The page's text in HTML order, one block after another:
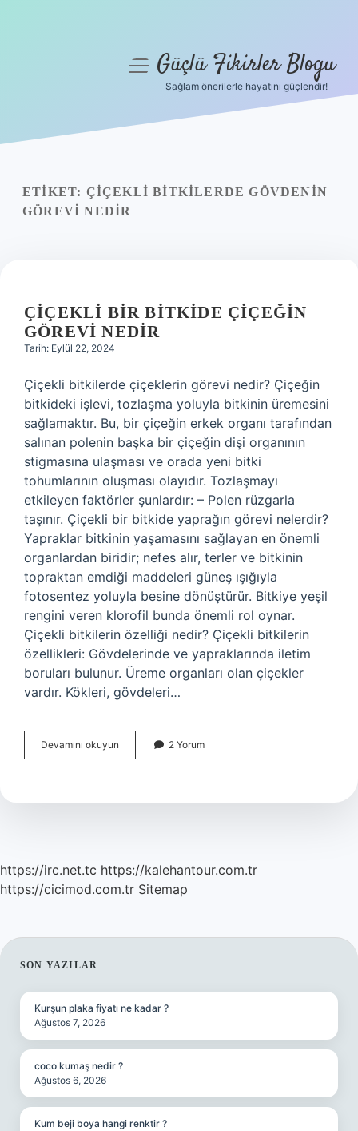
Yasal Uyarı
menüyüGüçlü Fikirler Blogu
Sağlam önerilerle hayatını güçlendir!
ETIKET: ÇIÇEKLI BITKILERDE GÖVDENIN
GÖREVI NEDIR
ÇIÇEKLI BIR BITKIDE ÇIÇEĞIN
GÖREVI NEDIR
Tarih: Eylül 22, 2024
Çiçekli bitkilerde çiçeklerin görevi nedir? Çiçeğin
bitkideki işlevi, tozlaşma yoluyla bitkinin üremesini
sağlamaktır. Bu, bir çiçeğin erkek organı tarafından
salınan polenin başka bir çiçeğin dişi organının
stigmasına ulaşması ve orada yeni bitki
tohumlarının oluşması olayıdır. Tozlaşmayı
etkileyen faktörler şunlardır: – Polen rüzgarla
taşınır. Çiçekli bir bitkide yaprağın görevi nelerdir?
Yapraklar bitkinin yaşamasını sağlayan en önemli
organlardan biridir; nefes alır, terler ve bitkinin
topraktan emdiği maddeleri güneş ışığıyla
fotosentez yoluyla besine dönüştürür. Bitkiye yeşil
rengini veren klorofil bunda önemli rol oynar.
Çiçekli bitkilerin özelliği nedir? Çiçekli bitkilerin
özellikleri: Gövdelerinde ve yapraklarında iletim
boruları bulunur. Üreme organları olan çiçekler
vardır. Kökleri, gövdeleri…
Devamını okuyun
Bir
Görevi
2 Yorum
https://irc.net.tc https://kalehantour.com.tr
https://cicimod.com.tr Sitemap
SIDEBAR
SON YAZILAR
Kurşun plaka fiyatı ne kadar ?
Ağustos 7, 2026
coco kumaş nedir ?
Ağustos 6, 2026
Kum beji boya hangi renktir ?